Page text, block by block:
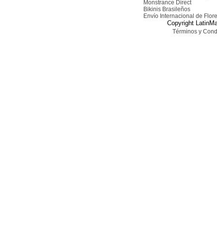
Monstrance Direct
Bikinis Brasileños
Envío Internacional de
Copyright
Términos y